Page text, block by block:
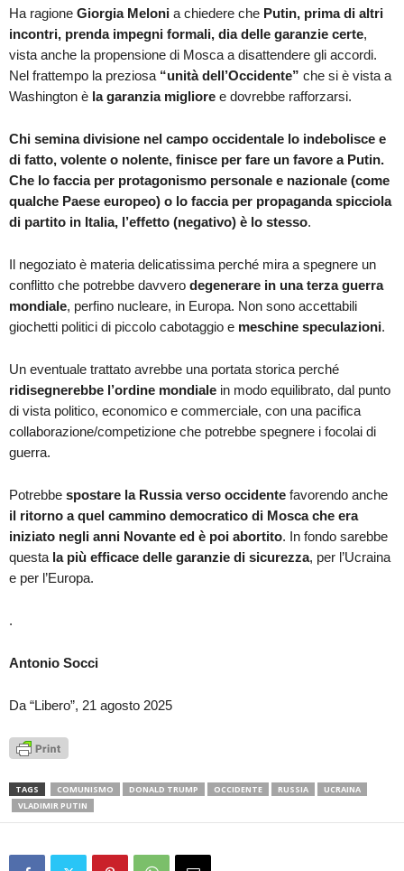
Ha ragione Giorgia Meloni a chiedere che Putin, prima di altri
incontri, prenda impegni formali, dia delle garanzie certe,
vista anche la propensione di Mosca a disattendere gli accordi.
Nel frattempo la preziosa “unità dell’Occidente” che si è vista a
Washington è la garanzia migliore e dovrebbe rafforzarsi.
Chi semina divisione nel campo occidentale lo indebolisce e
di fatto, volente o nolente, finisce per fare un favore a Putin.
Che lo faccia per protagonismo personale e nazionale (come
qualche Paese europeo) o lo faccia per propaganda spicciola
di partito in Italia, l’effetto (negativo) è lo stesso.
Il negoziato è materia delicatissima perché mira a spegnere un
conflitto che potrebbe davvero degenerare in una terza guerra
mondiale, perfino nucleare, in Europa. Non sono accettabili
giochetti politici di piccolo cabotaggio e meschine speculazioni.
Un eventuale trattato avrebbe una portata storica perché
ridisegnerebbe l’ordine mondiale in modo equilibrato, dal punto
di vista politico, economico e commerciale, con una pacifica
collaborazione/competizione che potrebbe spegnere i focolai di
guerra.
Potrebbe spostare la Russia verso occidente favorendo anche
il ritorno a quel cammino democratico di Mosca che era
iniziato negli anni Novante ed è poi abortito. In fondo sarebbe
questa la più efficace delle garanzie di sicurezza, per l’Ucraina
e per l’Europa.
.
Antonio Socci
Da “Libero”, 21 agosto 2025
TAGS COMUNISMO DONALD TRUMP OCCIDENTE RUSSIA
UCRAINA
VLADIMIR PUTIN